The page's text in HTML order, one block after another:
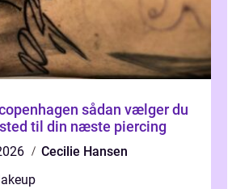
sådan vælger du
til din næste piercing
Cecilie Hansen